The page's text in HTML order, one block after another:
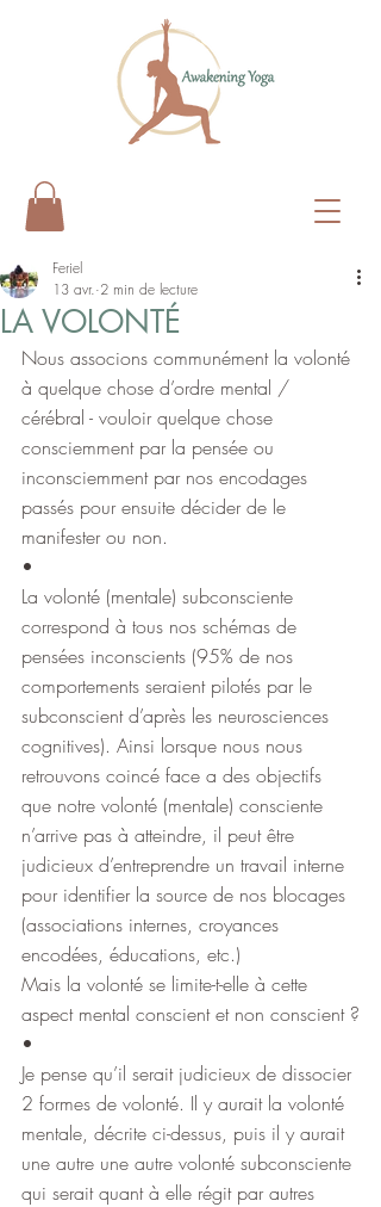
LA VOLONTÉ
Feriel
13 avr. 2 min de lecture
Nous associons communément la volonté
à quelque chose d’ordre mental /
cérébral - vouloir quelque chose
consciemment par la pensée ou
inconsciemment par nos encodages
passés pour ensuite décider de le
manifester ou non.
•
La volonté (mentale) subconsciente
correspond à tous nos schémas de
pensées inconscients (95% de nos
comportements seraient pilotés par le
subconscient d’après les neurosciences
cognitives). Ainsi lorsque nous nous
retrouvons coincé face a des objectifs
que notre volonté (mentale) consciente
n’arrive pas à atteindre, il peut être
judicieux d’entreprendre un travail interne
pour identifier la source de nos blocages
(associations internes, croyances
encodées, éducations, etc.)
Mais la volonté se limite-t-elle à cette
aspect mental conscient et non conscient ?
•
Je pense qu’il serait judicieux de dissocier
2 formes de volonté. Il y aurait la volonté
mentale, décrite ci-dessus, puis il y aurait
une autre une autre volonté subconsciente
qui serait quant à elle régit par autres